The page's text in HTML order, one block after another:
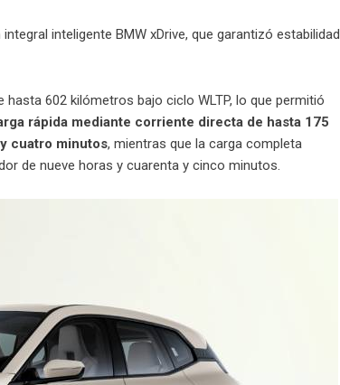
inteligente BMW xDrive, que garantizó estabilidad
602 kilómetros bajo ciclo WLTP, lo que permitió
rápida mediante corriente directa de hasta 175
cuatro minutos, mientras que la carga completa
de nueve horas y cuarenta y cinco minutos.